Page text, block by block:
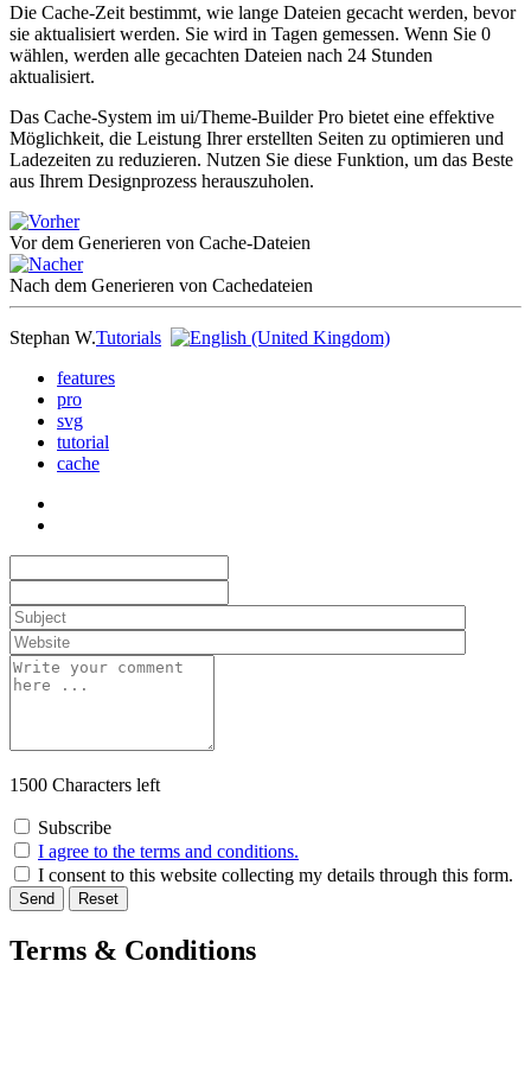
Die Cache-Zeit bestimmt, wie lange Dateien gecacht werden, bevor
sie aktualisiert werden. Sie wird in Tagen gemessen. Wenn Sie 0
wählen, werden alle gecachten Dateien nach 24 Stunden
aktualisiert.
Das Cache-System im ui/Theme-Builder Pro bietet eine effektive
Möglichkeit, die Leistung Ihrer erstellten Seiten zu optimieren und
Ladezeiten zu reduzieren. Nutzen Sie diese Funktion, um das Beste
aus Ihrem Designprozess herauszuholen.
Vor dem Generieren von Cache-Dateien
Nach dem Generieren von Cachedateien
Stephan W.Tutorials
features
pro
svg
tutorial
cache
1500 Characters left
Subscribe
I agree to the terms and conditions.
I consent to this website collecting my details through this form.
Send Reset
Terms & Conditions